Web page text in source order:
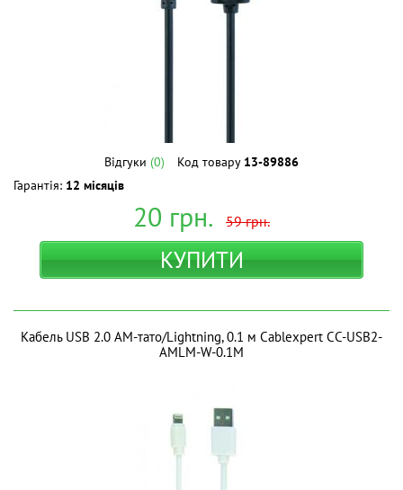
Відгуки (0) Код товару 13-89886
Гарантія: 12 місяців
20 грн. 59грн.
КУПИТИ
Кабель USB 2.0 AM-тато/Lightning, 0.1 м Cablexpert CC-USB2-
AMLM-W-0.1M